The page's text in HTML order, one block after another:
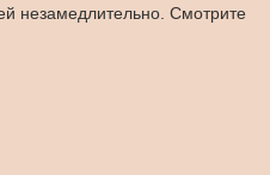
незамедлительно. Смотрите